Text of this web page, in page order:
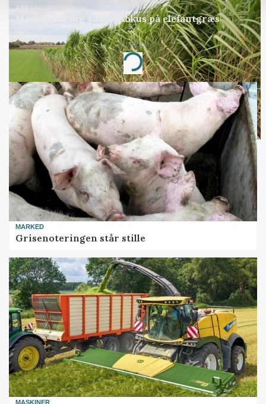
ARRANGEMENT
Markvandring sætter fokus på elefantgræs
Annonce
Loading...
MARKED
Grisenoteringen står stille
MASKINER